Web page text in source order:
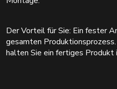
Der Vorteil für Sie: Ein fester
gesamten
halten Sie ein fertiges Produkt